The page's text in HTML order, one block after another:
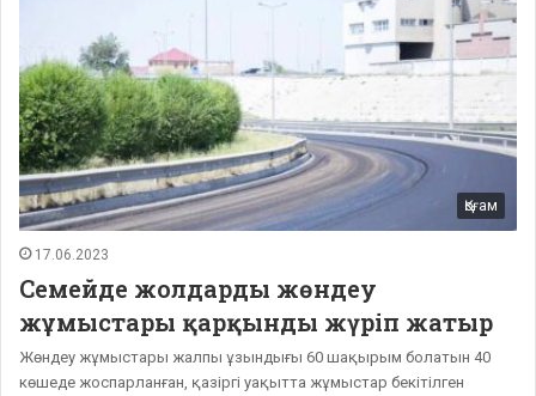
Қоғам
17.06.2023
Семейде жолдарды жөндеу
жұмыстары қарқынды жүріп жатыр
Жөндеу жұмыстары жалпы ұзындығы 60 шақырым болатын 40
көшеде жоспарланған, қазіргі уақытта жұмыстар бекітілген